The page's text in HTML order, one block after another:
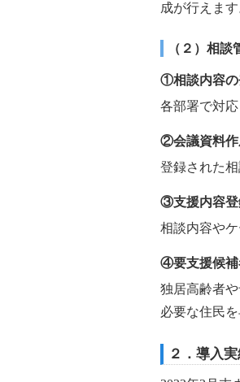
成が行えます
（２）相談
①相談内容の
各部署で対
②会議資料作
登録された
③支援内容登
相談内容や
④要支援候補
独居高齢者
必要な住民を
２．導入